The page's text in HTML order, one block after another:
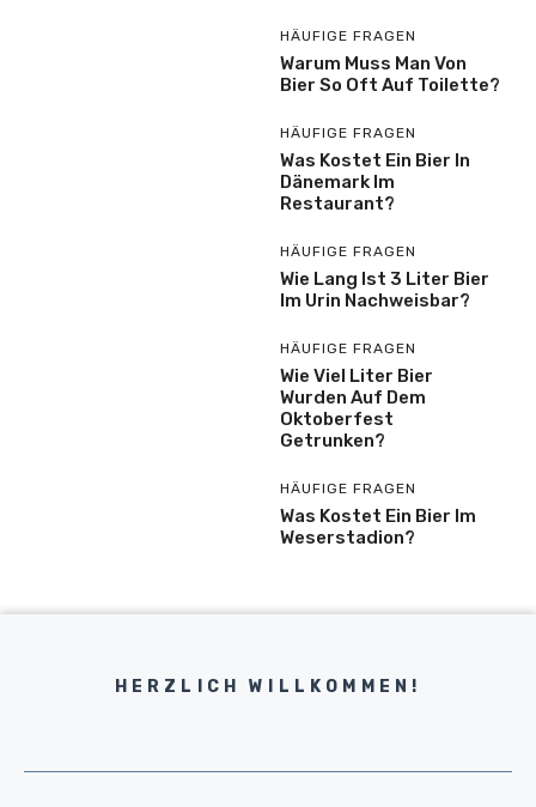
HÄUFIGE FRAGEN
Warum Muss Man Von
Bier So Oft Auf Toilette?
HÄUFIGE FRAGEN
Was Kostet Ein Bier In
Dänemark Im
Restaurant?
HÄUFIGE FRAGEN
Wie Lang Ist 3 Liter Bier
Im Urin Nachweisbar?
HÄUFIGE FRAGEN
Wie Viel Liter Bier
Wurden Auf Dem
Oktoberfest
Getrunken?
HÄUFIGE FRAGEN
Was Kostet Ein Bier Im
Weserstadion?
HERZLICH WILLKOMMEN!